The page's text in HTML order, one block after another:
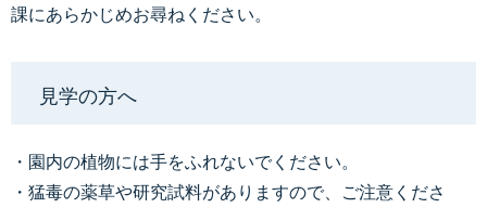
課にあらかじめお尋ねください。
見学の方へ
・園内の植物には手をふれないでください。
・猛毒の薬草や研究試料がありますので、ご注意くださ